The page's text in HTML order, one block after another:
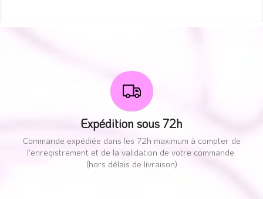
Expédition sous 72h
Commande expédiée dans les 72h maximum à compter de
l'enregistrement et de la validation de votre commande.
(hors délais de livraison)